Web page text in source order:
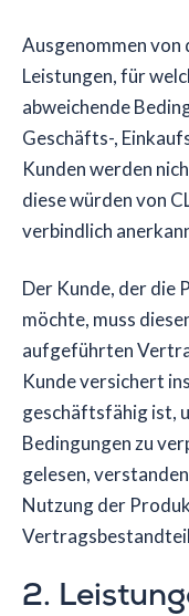
Ausgenommen von
Leistungen, für
abweichende
Geschäfts-,
Kunden werden
diese würden von
verbindlich
Der Kunde, der die
möchte, muss
aufgeführten
Kunde versichert
geschäftsfähig ist,
Bedingungen zu
gelesen,
Nutzung der
2.